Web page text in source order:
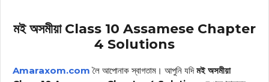
মই অসমীয়া Class 10 Assamese Chapter
4 Solutions
Amaraxom.comলৈ আপোনাক স্বাগতাম। আপুনি যদিমই অসমীয়া